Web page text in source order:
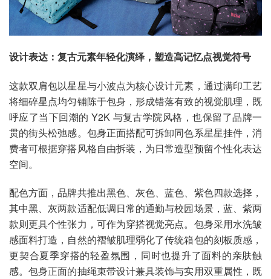
设计表达：复古元素年轻化演绎，塑造高记忆点视觉符号
这款双肩包以星星与小波点为核心设计元素，通过满印工艺
将细碎星点均匀铺陈于包身，形成错落有致的视觉肌理，既
呼应了当下回潮的 Y2K 与复古学院风格，也保留了品牌一
贯的街头松弛感。包身正面搭配可拆卸同色系星星挂件，消
费者可根据穿搭风格自由拆装，为日常造型预留个性化表达
空间。
配色方面，品牌共推出黑色、灰色、蓝色、紫色四款选择，
其中黑、灰两款适配低调日常的通勤与校园场景，蓝、紫两
款则更具个性张力，可作为穿搭视觉亮点。包身采用水洗皱
感面料打造，自然的褶皱肌理弱化了传统箱包的刻板质感，
更契合夏季穿搭的轻盈氛围，同时也提升了面料的亲肤触
感。包身正面的抽绳束带设计兼具装饰与实用双重属性，既